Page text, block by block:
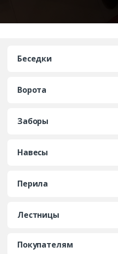
Беседки
Ворота
Заборы
Навесы
Перила
Лестницы
Покупателям